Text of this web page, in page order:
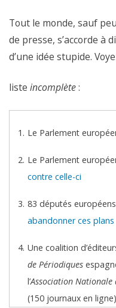
Tout le monde, sauf
de presse, s’accorde à
d’une idée stupide.
listeincomplète:
Le Parlement
Le Parlement
contre celle-ci
83 députés
abandonner ces plans
Une coalition
de Périodiques
l’Association
(150 journaux en